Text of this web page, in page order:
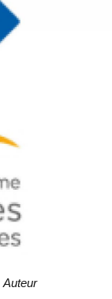
Auteur